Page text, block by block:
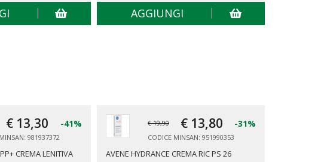
AGGIUNGI
€ 13,30 -41%
981937372
CREMA LENITIVA
€ 19,90 € 13,80 -31%
CODICE MINSAN: 951990353
AVENE HYDRANCE CREMA RIC PS 26